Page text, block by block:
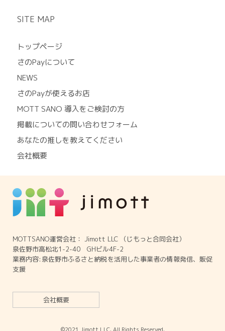
MOTTSANO運営会社： Jimott LLC （じもっと合同会社）
泉佐野市高松北1-2-40 GHビル4F-2
業務内容:泉佐野市ふるさと納税を活用した事業者の情報発信、販促
支援
会社概要
SITE MAP
トップページ
さのPayについて
NEWS
さのPayが使えるお店
MOTT SANO 導入をご検討の方
掲載についての問い合わせフォーム
あなたの推しを教えてください
会社概要
©2021 Jimott LLC. All Rights Reserved.